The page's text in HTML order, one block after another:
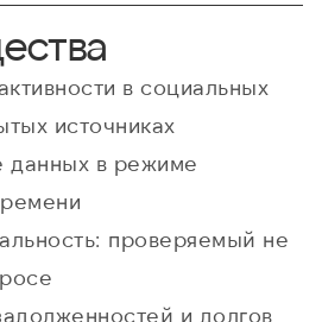
в социальных
источниках
данных в режиме
проверяемый не
и долгов